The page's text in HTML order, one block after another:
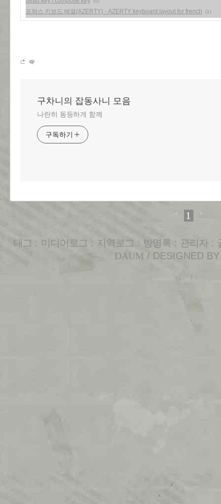
프랑스 키보드 배열(AZERTY) - AZERTY keyboard layout for french (1)
구차니의 잡동사니 모음
나란히 동등하게 함께
구독하기
1
태그 : 미디어로그 : 지역로그 : 방명록 : 관리자 :
DAUM / DESIGNED